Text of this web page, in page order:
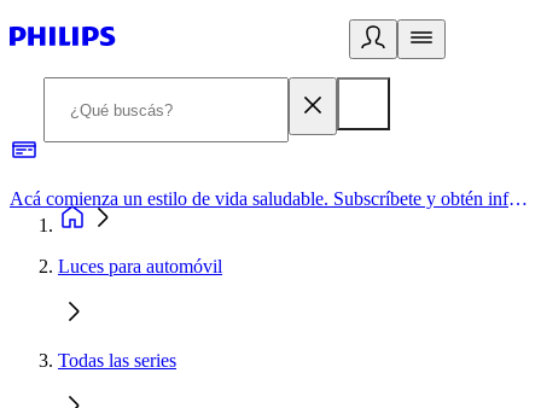
Acá comienza un estilo de vida saludable. Subscríbete y obtén información de primera mano
Luces para automóvil
Todas las series